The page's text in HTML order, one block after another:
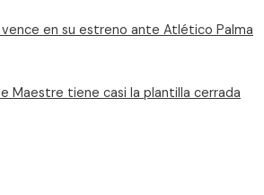
vence en su estreno ante Atlético Palma
Maestre tiene casi la plantilla cerrada